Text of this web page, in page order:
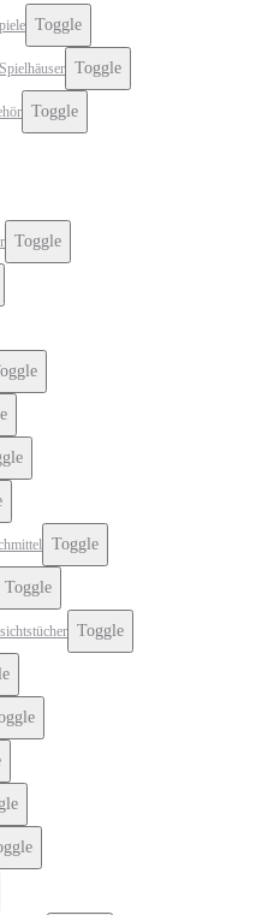
Toggle
Toggle
Toggle
Toggle
Toggle
Toggle
Toggle